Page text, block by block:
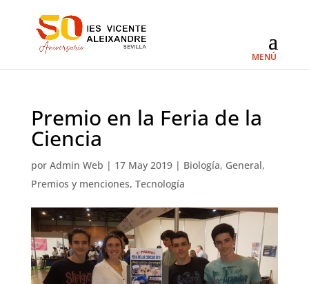
Premio en la Feria de la
Ciencia
por Admin Web | 17 May 2019| Biología, General,
Premios y menciones, Tecnología